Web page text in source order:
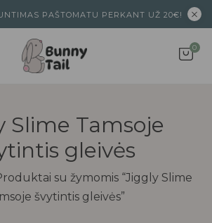
PAŠTOMATU PERKANT UŽ 20€!
0
Slime Tamsoje
gleivės
su žymomis “Jiggly Slime
švytintis gleivės”